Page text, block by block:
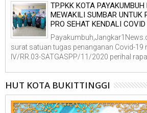
TP.PKK KOTA
MEWAKILI SUMBAR UNTUK
PRO SEHAT KENDALI
surat satuan tugas penanganan Covid-19
IV/RR.03-SATGASPP/11/2020 perihal rapat
HUT KOTA BUKITTINGGI